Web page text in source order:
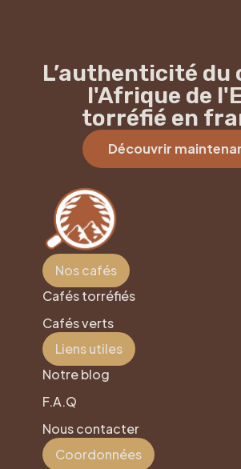
L’authenticité du
l'Afrique de
torréfié en
Découvrir
Nos cafés
Cafés torréfiés
Cafés verts
Liens utiles
Notre blog
F.A.Q
Nous contacter
Coordonnées